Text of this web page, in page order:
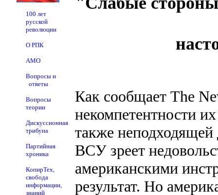
100 лет
русской
революции
О РПК
АМО
Вопросы и
ответы
Вопросы
теории
Дискуссионная
трибуна
Партийная
хроника
КопирТех,
свобода
информации,
знаний
Как сообщает The
некомпетентности
также
ВСУ зреет
американскими
результат. Но